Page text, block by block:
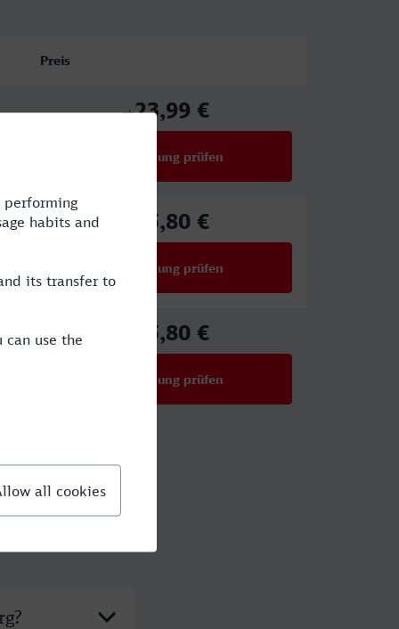
Preis
ab23,99 €
Verbindung prüfen
25,80 €
Verbindung prüfen
25,80 €
Verbindung prüfen